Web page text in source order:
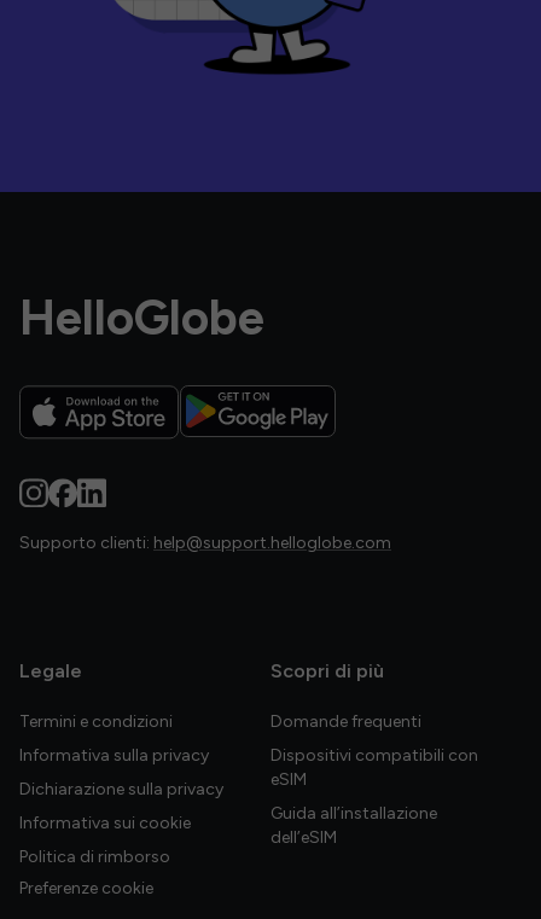
HelloGlobe
Supporto clienti: help@support.helloglobe.com
Legale
Termini e condizioni
Informativa sulla privacy
Dichiarazione sulla privacy
Informativa sui cookie
Politica di rimborso
Preferenze cookie
Scopri di più
Domande frequenti
Dispositivi compatibili con
eSIM
Guida all’installazione
dell’eSIM